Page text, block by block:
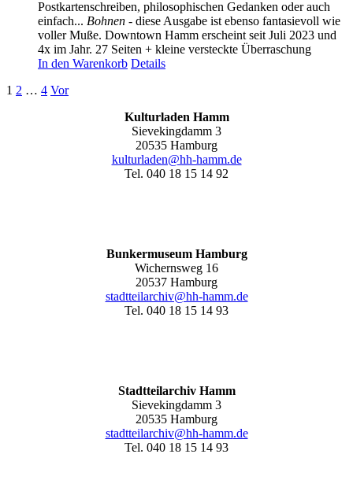
Postkartenschreiben, philosophischen Gedanken oder auch
einfach... Bohnen - diese Ausgabe ist ebenso fantasievoll wie
voller Muße. Downtown Hamm erscheint seit Juli 2023 und
4x im Jahr. 27 Seiten + kleine versteckte Überraschung
In den Warenkorb Details
1 2 … 4 Vor
Kulturladen Hamm
Sievekingdamm 3
20535 Hamburg
kulturladen@hh-hamm.de
Tel. 040 18 15 14 92
Bunkermuseum Hamburg
Wichernsweg 16
20537 Hamburg
stadtteilarchiv@hh-hamm.de
Tel. 040 18 15 14 93
Stadtteilarchiv Hamm
Sievekingdamm 3
20535 Hamburg
stadtteilarchiv@hh-hamm.de
Tel. 040 18 15 14 93